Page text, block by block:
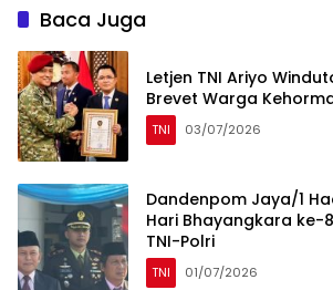
Baca Juga
Letjen TNI Ariyo
Brevet Warga
TNI 03/07/2026
Dandenpom Jaya/1
Hari Bhayangkara ke-
TNI-Polri
TNI 01/07/2026